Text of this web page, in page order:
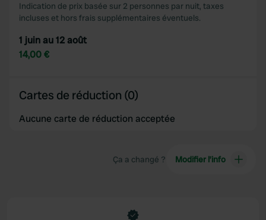
Indication de prix basée sur 2 personnes par nuit, taxes
incluses et hors frais supplémentaires éventuels.
1 juin au 12 août
14,00 €
Cartes de réduction (0)
Aucune carte de réduction acceptée
Ça a changé ? Modifier l’info